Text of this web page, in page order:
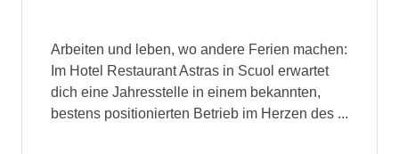
Arbeiten und leben, wo andere Ferien machen:
Im Hotel Restaurant Astras in Scuol erwartet
dich eine Jahresstelle in einem bekannten,
bestens positionierten Betrieb im Herzen des ...